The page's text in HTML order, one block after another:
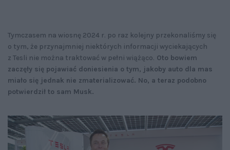
Tymczasem na wiosnę 2024 r. po raz kolejny przekonaliśmy się
o tym, że przynajmniej niektórych informacji wyciekających
z Tesli nie można traktować w pełni wiążąco. Oto bowiem
zaczęły się pojawiać doniesienia o tym, jakoby auto dla mas
miało się jednak nie zmaterializować. No, a teraz podobno
potwierdził to sam Musk.